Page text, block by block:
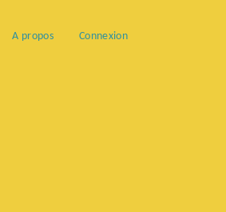
A propos Connexion